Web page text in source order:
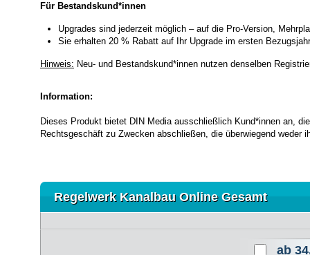
Für Bestandskund*innen
Upgrades sind jederzeit möglich – auf die Pro-Version,
Sie erhalten 20 % Rabatt auf Ihr Upgrade im ersten
Hinweis: Neu- und Bestandskund*innen nutzen denselben
Information:
Dieses Produkt bietet DIN Media ausschließlich Kund*innen an,
Rechtsgeschäft zu Zwecken abschließen, die überwiegend weder
Regelwerk Kanalbau Online Gesamt
ab